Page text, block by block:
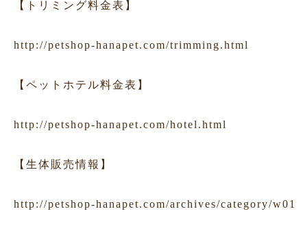
【トリミング料金表】
http://petshop-hanapet.com/trimming.html
【ペットホテル料金表】
http://petshop-hanapet.com/hotel.html
【生体販売情報】
http://petshop-hanapet.com/archives/category/w01